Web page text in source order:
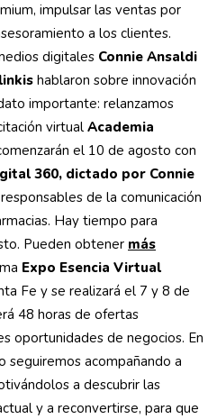
impulsar las ventas por
a los clientes.
digitales Connie Ansaldi
hablaron sobre innovación
importante: relanzamos
virtual Academia
el 10 de agosto con
360, dictado por Connie
de la comunicación
Hay tiempo para
Pueden obtener más
Expo Esencia Virtual
Fe y se realizará el 7 y 8 de
48 horas de ofertas
oportunidades de negocios. En
seguiremos acompañando a
a descubrir las
y a reconvertirse, para que